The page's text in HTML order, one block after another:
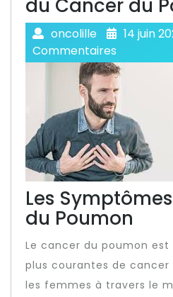
du Cancer du
oncolille 14 juin
Commentaires
Les
du Poumon
Le cancer du poumon est
plus courantes de
les femmes à travers le